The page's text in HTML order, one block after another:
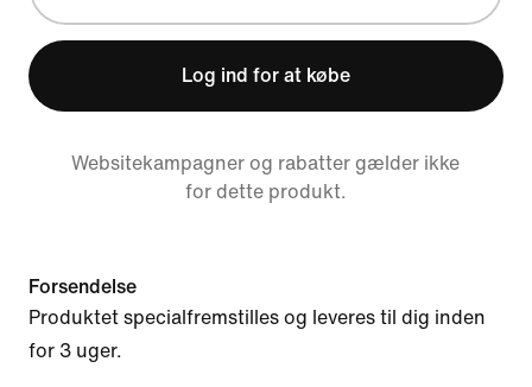
Log ind for at købe
Websitekampagner og rabatter gælder ikke
for dette produkt.
Forsendelse
Produktet specialfremstilles og leveres til dig inden
for 3 uger.